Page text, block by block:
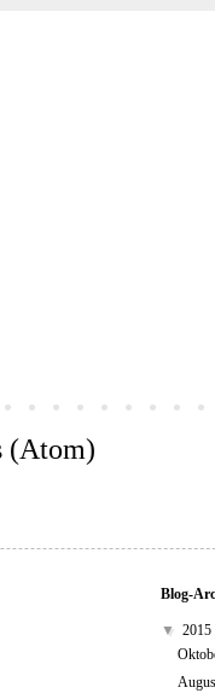
(Atom)
Blog-
▼ 2015